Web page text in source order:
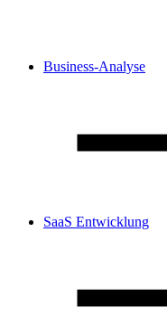
Business-Analyse
SaaS Entwicklung